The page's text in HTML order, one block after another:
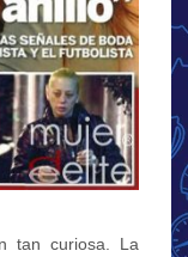
tan curiosa. La